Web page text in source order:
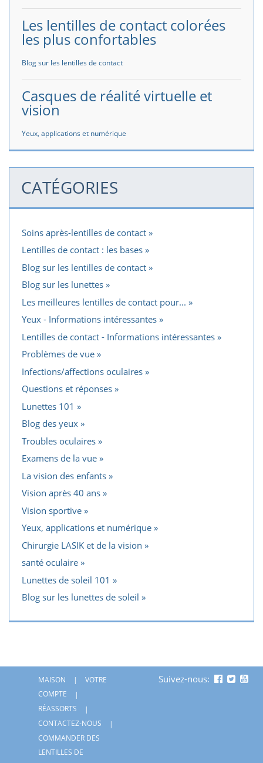
Les lentilles de contact colorées
les plus confortables
Blog sur les lentilles de contact
Casques de réalité virtuelle et
vision
Yeux, applications et numérique
CATÉGORIES
Soins après-lentilles de contact
Lentilles de contact : les bases
Blog sur les lentilles de contact
Blog sur les lunettes
Les meilleures lentilles de contact pour...
Yeux - Informations intéressantes
Lentilles de contact - Informations intéressantes
Problèmes de vue
Infections/affections oculaires
Questions et réponses
Lunettes 101
Blog des yeux
Troubles oculaires
Examens de la vue
La vision des enfants
Vision après 40 ans
Vision sportive
Yeux, applications et numérique
Chirurgie LASIK et de la vision
santé oculaire
Lunettes de soleil 101
Blog sur les lunettes de soleil
MAISON
VOTRE
COMPTE
RÉASSORTS
CONTACTEZ-NOUS
COMMANDER DES
LENTILLES DE
Suivez-nous: